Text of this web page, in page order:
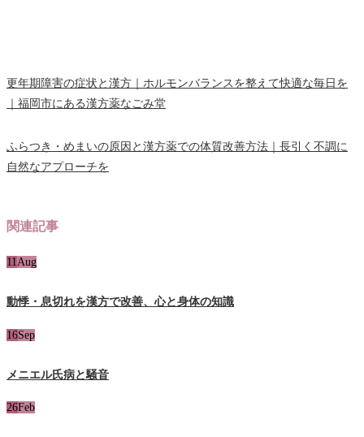
更年期障害の症状と漢方｜ホルモンバランスを整えて快適な毎日を
｜福岡市にある漢方薬なごみ堂
ふらつき・めまいの原因と漢方薬での体質改善方法｜長引く不調に
自然なアプローチを
関連記事
11Aug
動悸・息切れを漢方で改善、心と身体の知識
16Sep
メニエル氏病と騒音
26Feb